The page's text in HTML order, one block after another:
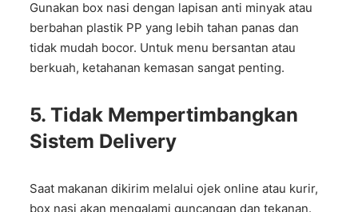
Gunakan box nasi dengan lapisan anti minyak atau
berbahan plastik PP yang lebih tahan panas dan
tidak mudah bocor. Untuk menu bersantan atau
berkuah, ketahanan kemasan sangat penting.
5. Tidak Mempertimbangkan
Sistem Delivery
Saat makanan dikirim melalui ojek online atau kurir,
box nasi akan mengalami guncangan dan tekanan.